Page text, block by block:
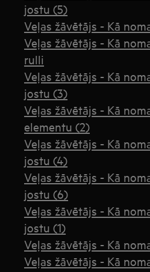
jostu (5)
Veļas žāvētājs - Kā
Veļas žāvētājs - Kā
rulli
Veļas žāvētājs - Kā
jostu (3)
Veļas žāvētājs - Kā
elementu (2)
Veļas žāvētājs - Kā
jostu (4)
Veļas žāvētājs - Kā
jostu (6)
Veļas žāvētājs - Kā
jostu (1)
Veļas žāvētājs - Kā
Veļas žāvētājs - Kā